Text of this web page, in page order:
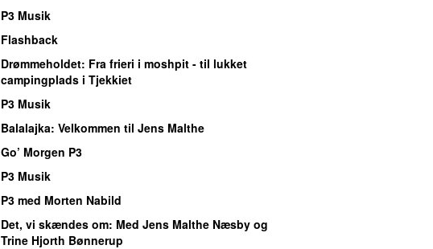
P3 Musik
Flashback
Drømmeholdet: Fra frieri i moshpit - til lukket
campingplads i Tjekkiet
P3 Musik
Balalajka: Velkommen til Jens Malthe
Go’ Morgen P3
P3 Musik
P3 med Morten Nabild
Det, vi skændes om: Med Jens Malthe Næsby og
Trine Hjorth Bønnerup